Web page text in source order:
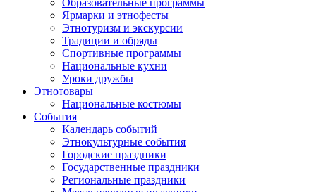
Образовательные программы
Ярмарки и этнофесты
Этнотуризм и экскурсии
Традиции и обряды
Спортивные программы
Национальные кухни
Уроки дружбы
Этнотовары
Национальные костюмы
События
Календарь событий
Этнокультурные события
Городские праздники
Государственные праздники
Региональные праздники